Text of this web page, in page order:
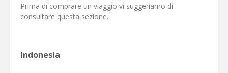
Prima di comprare un viaggio vi suggeriamo di
consultare questa sezione.
Indonesia